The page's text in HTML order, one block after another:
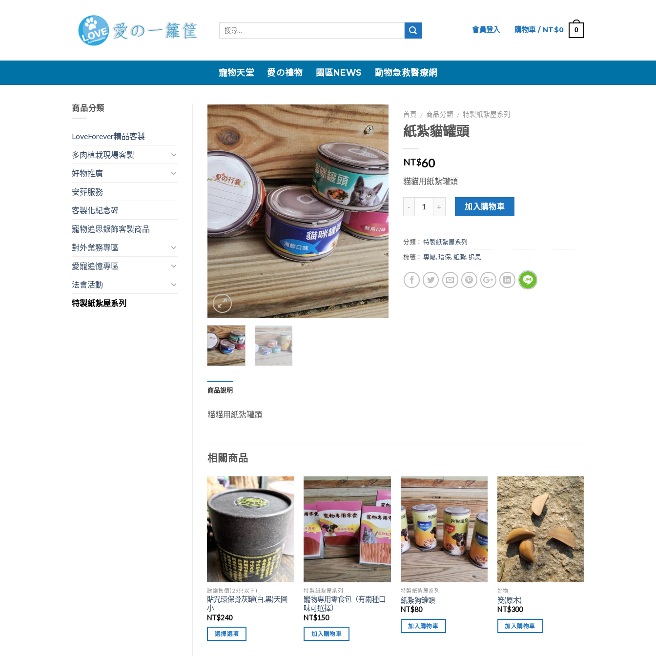
會員登入 購物車 / NT$0 0
寵物天堂 愛の禮物 園區NEWS 動物急救醫療網
加入
「願
望清
單」
首頁 / 商品分類 / 特製紙紮屋系列
紙紮貓罐頭
NT$60
貓貓用紙紮罐頭
加入購物車
分類： 特製紙紮屋系列
標籤： 專屬,環保,紙紮,追思
商品說明
貓貓用紙紮罐頭
相關商品
加入
「願
望清
單」
建議售價(29只以下)
貼咒環保骨灰罐(白.黑)天圓
小
NT$240
選擇選項
加入
望清
單」
特製紙紮屋系列
寵物專用零食包（有兩種口
味可選擇）
NT$150
加入購物車
加入
「願
望清
單」
特製紙紮屋系列
紙紮狗罐頭
NT$80
加入購物車
加入
「願
望清
單」
好物
筊(原木)
NT$300
加入購物車
商品分類
LoveForever精品客製
多肉植栽現場客製
好物推廣
安葬服務
客製化紀念碑
寵物追思銀飾客製商品
對外業務專區
愛寵追憶專區
法會活動
特製紙紮屋系列